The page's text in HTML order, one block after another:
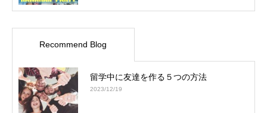
Recommend Blog
留学中に友達を作る５つの方法
2023/12/19